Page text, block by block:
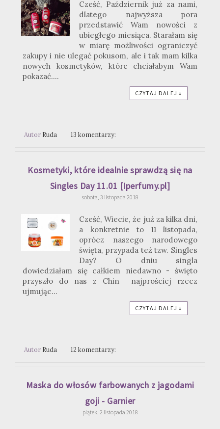
Cześć, Październik już za nami,
dlatego najwyższa pora
przedstawić Wam nowości z
ubiegłego miesiąca. Starałam się
w miarę możliwości ograniczyć
zakupy i nie ulegać pokusom, ale i tak mam kilka
nowych kosmetyków, które chciałabym Wam
pokazać....
CZYTAJ DALEJ »
Autor Ruda 13 komentarzy:
Kosmetyki, które idealnie sprawdzą się na
Singles Day 11.01 [Iperfumy.pl]
sobota, 3 listopada 2018
Cześć, Wiecie, że już za kilka dni,
a konkretnie to 11 listopada,
oprócz naszego narodowego
święta, przypada też tzw. Singles
Day? O dniu singla
dowiedziałam się całkiem niedawno - święto
przyszło do nas z Chin najprościej rzecz
ujmując...
CZYTAJ DALEJ »
Autor Ruda 12 komentarzy:
Maska do włosów farbowanych z jagodami
goji - Garnier
piątek, 2 listopada 2018